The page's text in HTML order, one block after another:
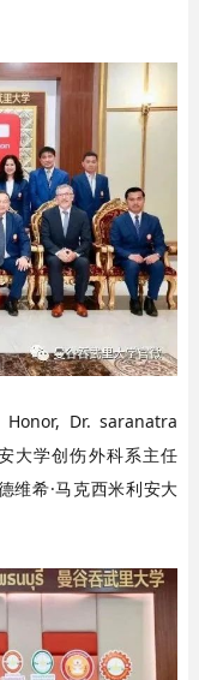
Dr. saranatra
大学创伤外科系主任
维希·马克西米利安大